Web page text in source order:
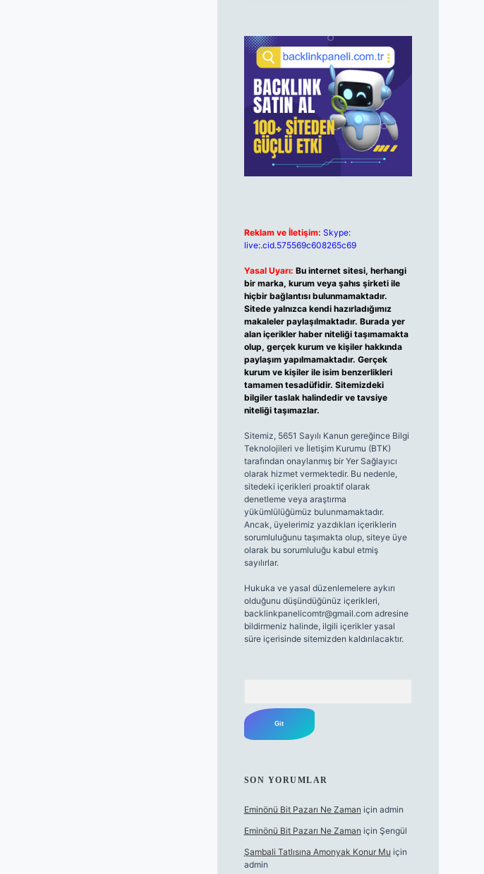
Reklam ve İletişim: Skype:
live:.cid.575569c608265c69
Yasal Uyarı: Bu internet sitesi, herhangi
bir marka, kurum veya şahıs şirketi ile
hiçbir bağlantısı bulunmamaktadır.
Sitede yalnızca kendi hazırladığımız
makaleler paylaşılmaktadır. Burada yer
alan içerikler haber niteliği taşımamakta
olup, gerçek kurum ve kişiler hakkında
paylaşım yapılmamaktadır. Gerçek
kurum ve kişiler ile isim benzerlikleri
tamamen tesadüfidir. Sitemizdeki
bilgiler taslak halindedir ve tavsiye
niteliği taşımazlar.
Sitemiz, 5651 Sayılı Kanun gereğince Bilgi
Teknolojileri ve İletişim Kurumu (BTK)
tarafından onaylanmış bir Yer Sağlayıcı
olarak hizmet vermektedir. Bu nedenle,
sitedeki içerikleri proaktif olarak
denetleme veya araştırma
yükümlülüğümüz bulunmamaktadır.
Ancak, üyelerimiz yazdıkları içeriklerin
sorumluluğunu taşımakta olup, siteye üye
olarak bu sorumluluğu kabul etmiş
sayılırlar.
Hukuka ve yasal düzenlemelere aykırı
olduğunu düşündüğünüz içerikleri,
backlinkpanelicomtr@gmail.comadresine
bildirmeniz halinde, ilgili içerikler yasal
süre içerisinde sitemizden kaldırılacaktır.
SON YORUMLAR
Eminönü Bit Pazarı Ne Zaman için admin
Eminönü Bit Pazarı Ne Zaman için Şengül
Şambali Tatlısına Amonyak Konur Mu için
admin